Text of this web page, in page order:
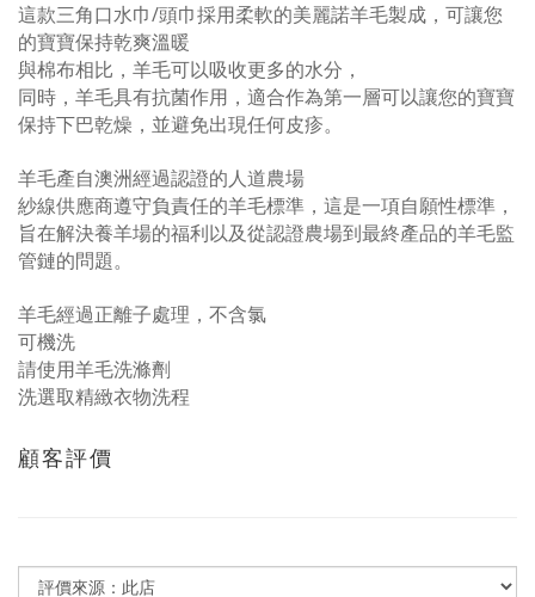
這款三角口水巾/頭巾採用柔軟的美麗諾羊毛製成，可讓您
的寶寶保持乾爽溫暖
與棉布相比，羊毛可以吸收更多的水分，
同時，羊毛具有抗菌作用，適合作為第一層可以讓您的寶寶
保持下巴乾燥，並避免出現任何皮疹。
羊毛產自澳洲經過認證的人道農場
紗線供應商遵守負責任的羊毛標準，這是一項自願性標準，
旨在解決養羊場的福利以及從認證農場到最終產品的羊毛監
管鏈的問題。
羊毛經過正離子處理，不含氯
可機洗
請使用羊毛洗滌劑
洗選取精緻衣物洗程
顧客評價